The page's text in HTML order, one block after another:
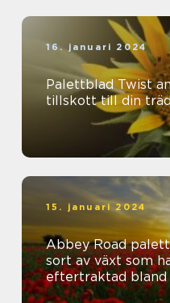
16. januari 2024
Palettblad Twist
tillskott till din
15. januari 2024
Abbey Road
sort av växt som
eftertraktad bland